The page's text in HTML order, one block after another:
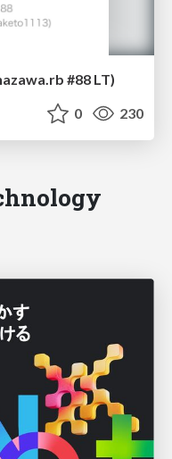
#88 LT)
0 230